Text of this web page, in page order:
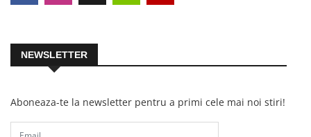
NEWSLETTER
Aboneaza-te la newsletter pentru a primi cele mai noi stiri!